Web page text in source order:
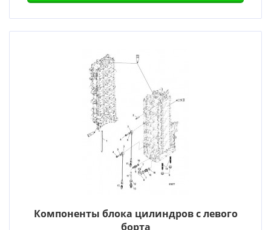
Компоненты блока цилиндров с левого
борта